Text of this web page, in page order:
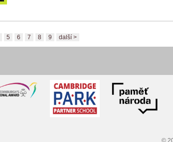
5 6 7 8 9 další >
©